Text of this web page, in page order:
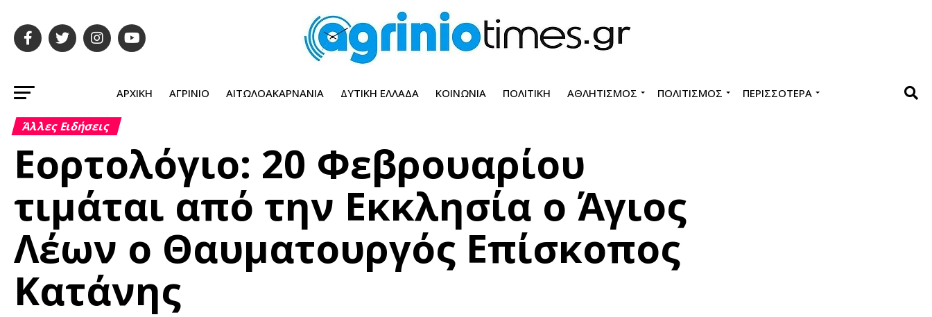
ΑΡΧΙΚΉ ΑΓΡΊΝΙΟ ΑΙΤΩΛΟΑΚΑΡΝΑΝΊΑ ΔΥΤΙΚΉ ΕΛΛΆΔΑ ΚΟΙΝΩΝΊΑ ΠΟΛΙΤΙΚΉ ΑΘΛΗΤΙΣΜΌΣ ΠΟΛΙΤΙΣΜΌΣ ΠΕΡΙΣΣΌΤΕΡΑ
Άλλες Ειδήσεις
Εορτολόγιο: 20 Φεβρουαρίου
τιμάται από την Εκκλησία ο Άγιος
Λέων ο Θαυματουργός Επίσκοπος
Κατάνης